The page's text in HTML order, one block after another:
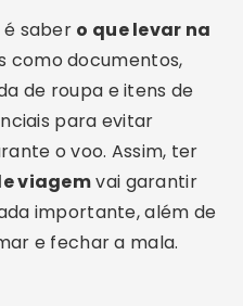
saber o que levar na
como documentos,
de roupa e itens de
para evitar
o voo. Assim, ter
viagemvai garantir
importante, além de
e fechar a mala.